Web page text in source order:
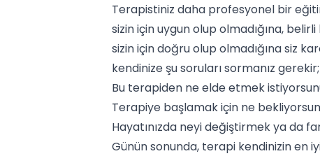
Terapistiniz daha profesyonel bir
sizin için uygun olup olmadığına,
sizin için doğru olup olmadığına siz
kendinize şu soruları sormanız gerekir;
Bu terapiden ne elde etmek
Terapiye başlamak için ne
Hayatınızda neyi değiştirmek ya da
Günün sonunda, terapi kendinizin en